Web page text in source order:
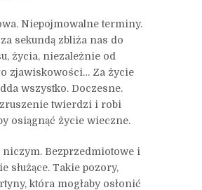
Niepojmowalne terminy.
sekundą zbliża nas do
życia, niezależnie od
zjawiskowości… Za życie
wszystko. Doczesne.
twierdzi i robi
osiągnąć życie wieczne.
niczym. Bezprzedmiotowe i
służące. Takie pozory,
która mogłaby osłonić